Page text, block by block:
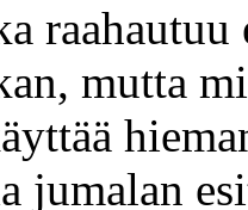
raahautuu
mutta
jumalan